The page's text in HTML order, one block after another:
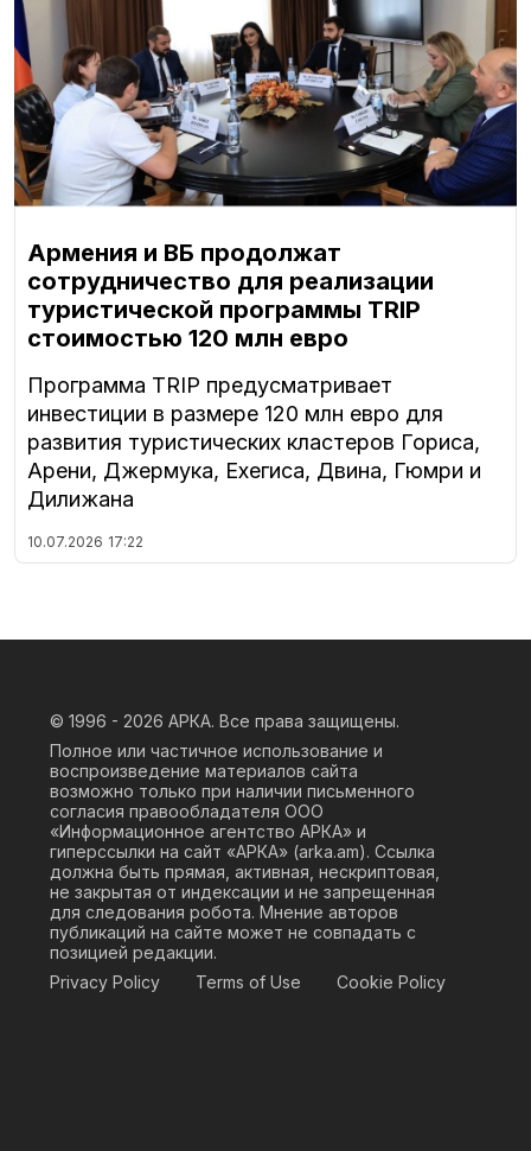
Армения и ВБ продолжат
сотрудничество для реализации
туристической программы TRIP
стоимостью 120 млн евро
Программа TRIP предусматривает
инвестиции в размере 120 млн евро для
развития туристических кластеров Гориса,
Арени, Джермука, Ехегиса, Двина, Гюмри и
Дилижана
10.07.2026 17:22
© 1996 - 2026 АРКА. Все права защищены.
Полное или частичное использование и
воспроизведение материалов сайта
возможно только при наличии письменного
согласия правообладателя ООО
«Информационное агентство АРКА» и
гиперссылки на сайт «АРКА» (arka.am). Ссылка
должна быть прямая, активная, нескриптовая,
не закрытая от индексации и не запрещенная
для следования робота. Мнение авторов
публикаций на сайте может не совпадать с
позицией редакции.
Privacy Policy
Terms of Use Cookie Policy